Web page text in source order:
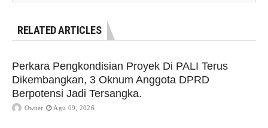
RELATED ARTICLES
Perkara Pengkondisian Proyek Di PALI Terus
Dikembangkan, 3 Oknum Anggota DPRD
Berpotensi Jadi Tersangka.
Owner Agu 09, 2026